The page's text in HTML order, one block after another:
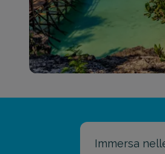
Immersa